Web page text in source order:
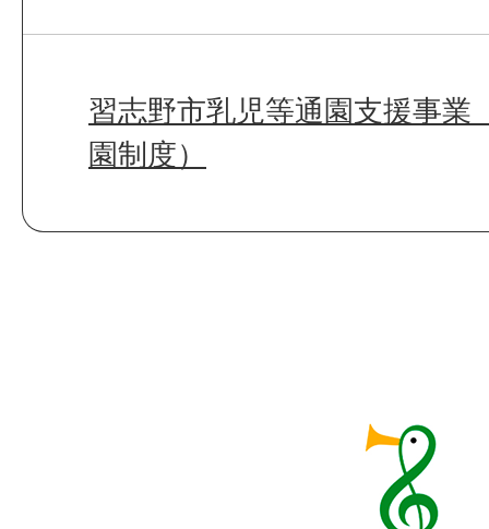
習志野市乳児等通園支援事業
園制度）